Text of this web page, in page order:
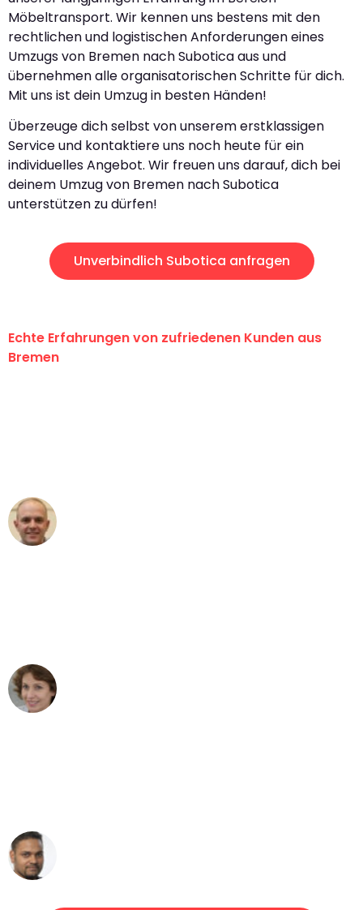
Möbeltransport. Wir kennen uns bestens mit den
rechtlichen und logistischen Anforderungen eines
Umzugs von Bremen nach Subotica aus und
übernehmen alle organisatorischen Schritte für dich.
Mit uns ist dein Umzug in besten Händen!
Überzeuge dich selbst von unserem erstklassigen
Service und kontaktiere uns noch heute für ein
individuelles Angebot. Wir freuen uns darauf, dich bei
deinem Umzug von Bremen nach Subotica
unterstützen zu dürfen!
Unverbindlich Subotica anfragen
Echte Erfahrungen von zufriedenen Kunden aus
Bremen